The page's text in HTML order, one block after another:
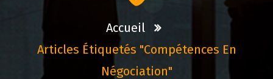
Accueil
Articles Étiquetés "compétences En
Négociation"